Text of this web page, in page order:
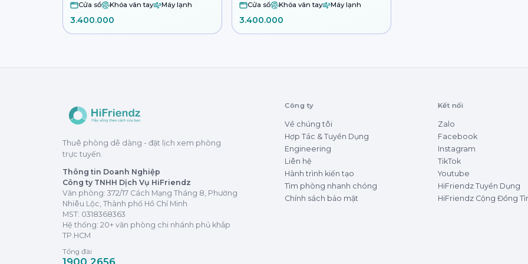
Cửa sổ Khóa vân tay Máy lạnh
3.400.000
Cửa sổ Khóa vân tay Máy lạnh
3.400.000
Thuê phòng dễ dàng - đặt lịch xem phòng
trực tuyến.
Thông tin Doanh Nghiệp
Công ty TNHH Dịch Vụ HiFriendz
Văn phòng: 372/17 Cách Mạng Tháng 8, Phường
Nhiêu Lộc, Thành phố Hồ Chí Minh
MST: 0318368363
Hệ thống: 20+ văn phòng chi nhánh phủ khắp
TP.HCM
Tổng đài
1900 2656
Công ty
Về chúng tôi
Hợp Tác & Tuyển Dụng
Engineering
Liên hệ
Hành trình kiến tạo
Tìm phòng nhanh chóng
Chính sách bảo mật
Kết nối
Zalo
Facebook
Instagram
TikTok
Youtube
HiFriendz Tuyển Dụng
HiFriendz Cộng Đồng